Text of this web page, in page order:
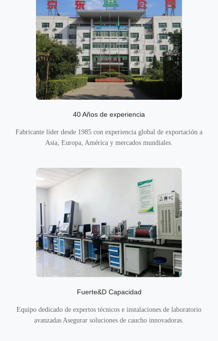
40 Años de experiencia
Fabricante líder desde 1985 con experiencia global de exportación a
Asia, Europa, América y mercados mundiales.
Fuerte&D Capacidad
Equipo dedicado de expertos técnicos e instalaciones de laboratorio
avanzadas Asegurar soluciones de caucho innovadoras.